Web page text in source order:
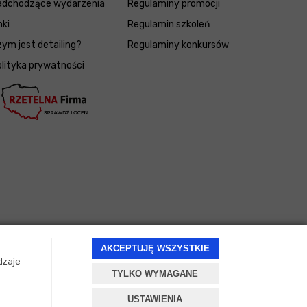
AKCEPTUJĘ WSZYSTKIE
TYLKO WYMAGANE
USTAWIENIA
wydarzenia
jest detailing?
prywatności
Regulaminy promocji
Regulamin szkoleń
Regulaminy konkursów